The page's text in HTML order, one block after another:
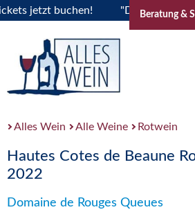
jetzt buchen! "Das Sommerfest
Beratung &
Alles Wein Alle Weine Rotwein
Hautes Cotes de Beaune
2022
Domaine de Rouges Queues